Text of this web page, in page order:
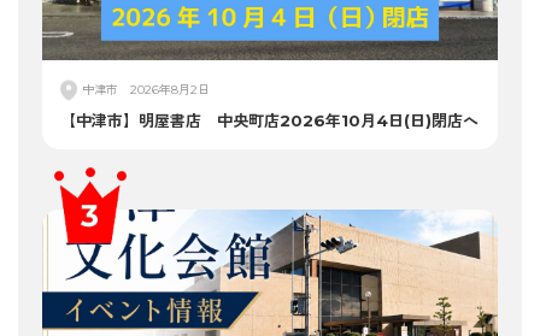
中津市 2026年8月2日
【中津市】明屋書店 中央町店2026年10月4日(日)閉店へ